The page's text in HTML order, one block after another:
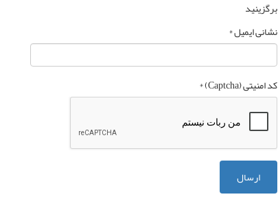
برگزینید
نشانی ایمیل*
کد امنیتی (Captcha) *
ارسال